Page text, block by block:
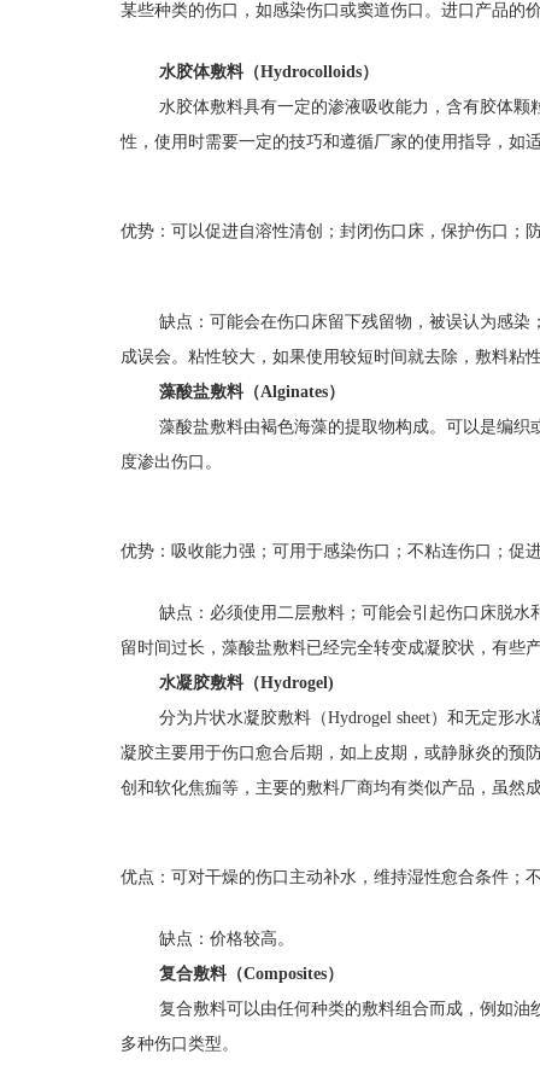
某些种类的伤口，如感染伤口或窦道伤口。进口产品的
水胶体敷料（Hydrocolloids）
水胶体敷料具有一定的渗液吸收能力，含有胶体
性，使用时需要一定的技巧和遵循厂家的使用指导，如
优势：可以促进自溶性清创；封闭伤口床，保护伤口；
缺点：可能会在伤口 床留下残留物，被误认为感染
成误会。粘性较大，如果使用较短时间就去除，敷料粘
藻酸盐敷料（Alginates）
藻酸盐敷料由褐色海藻的提取物构成。可以是编
度渗出伤口。
优势：吸收能力强；可用于感染伤口；不粘连伤口；促
缺点：必须使用二层敷料；可能会引起伤口床脱
留时间过长，藻酸盐敷料已经完全转变成凝胶状，有些
水凝胶敷料（Hydrogel)
分为片状水凝胶敷料（Hydrogel sheet）和无定形
凝胶主要用于伤口愈合后期，如上皮期，或静脉炎的预
创和软化焦痂等，主要的敷料厂商均有类似产品，虽然
优点：可对干燥的伤口主动补水，维持湿性愈合条件；
缺点：价格较高。
复合敷料（Composites）
复合敷料可以由任何种类的敷料组合而成，例如
多种伤口类型。